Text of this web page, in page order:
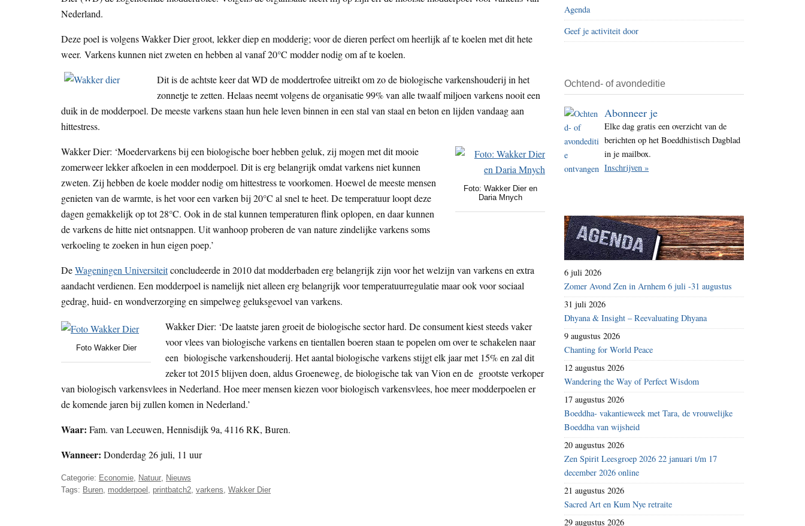
i
t
e
Nederland.
Deze poel is volgens Wakker Dier groot, lekker diep en modderig; voor de dieren perfect om heerlijk af te koelen met dit hete
weer. Varkens kunnen niet zweten en hebben al vanaf 20°C modder nodig om af te koelen.
Dit is de achtste keer dat WD de moddertrofee uitreikt om zo de biologische varkenshouderij in het
zonnetje te zetten. Helaas neemt volgens de organisatie 99% van alle twaalf miljoen varkens nooit een
duik in de modderpoel. De meeste varkens staan hun hele leven binnen in een stal van staal en beton en lijden vandaag aan
hittestress.
Foto: Wakker Dier en
Daria Mnych
Wakker Dier: ‘Moedervarkens bij een biologische boer hebben geluk, zij mogen met dit mooie
zomerweer lekker afkoelen in een modderpoel. Dit is erg belangrijk omdat varkens niet kunnen
zweten. Zij hebben de koele modder nodig om hittestress te voorkomen. Hoewel de meeste mensen
genieten van de warmte, is het voor een varken bij 20°C al snel te heet. De temperatuur loopt deze
dagen gemakkelijk op tot 28°C. Ook in de stal kunnen temperaturen flink oplopen, en daar kunnen
de varkens de hitte niet ontsnappen. Uit wanhoop proberen de van nature zindelijke varkens soms
verkoeling te zoeken in hun eigen poep.’
DeWageningen Universiteitconcludeerde in 2010 dat modderbaden erg belangrijk zijn voor het welzijn van varkens en extra
aandacht verdienen. Een modderpoel is namelijk niet alleen erg belangrijk voor temperatuurregulatie maar ook voor sociaal
gedrag, huid- en wondverzorging en simpelweg geluksgevoel van varkens.
Foto Wakker Dier
Wakker Dier: ‘De laatste jaren groeit de biologische sector hard. De consument kiest steeds vaker
voor vlees van biologische varkens en tientallen boeren staan te popelen om over te schakelen naar
een biologische varkenshouderij. Het aantal biologische varkens stijgt elk jaar met 15% en zal dit
zeker tot 2015 blijven doen, aldus Groeneweg, de biologische tak van Vion en de grootste verkoper
van biologisch varkensvlees in Nederland. Hoe meer mensen kiezen voor biologisch varkensvlees, hoe meer modderpoelen er
de komende jaren bij zullen komen in Nederland.’
Waar: Fam. van Leeuwen, Hennisdijk 9a, 4116 RK, Buren.
Wanneer: Donderdag 26 juli, 11 uur
Categorie: Economie, Natuur, Nieuws
Tags: Buren, modderpoel , printbatch2, varkens, Wakker Dier
Agenda
Geef je activiteit door
Ochtend- of avondeditie
Abonneer je
Elke dag gratis een overzicht van de
berichten op het Boeddhistisch Dagblad
in je mailbox.
Inschrijven »
6 juli 2026
Zomer Avond Zen in Arnhem 6 juli -31 augustus
31 juli 2026
Dhyana & Insight – Reevaluating Dhyana
9 augustus 2026
Chanting for World Peace
12 augustus 2026
Wandering the Way of Perfect Wisdom
17 augustus 2026
Boeddha- vakantieweek met Tara, de vrouwelijke
Boeddha van wijsheid
20 augustus 2026
Zen Spirit Leesgroep 2026 22 januari t/m 17
december 2026 online
21 augustus 2026
Sacred Art en Kum Nye retraite
29 augustus 2026